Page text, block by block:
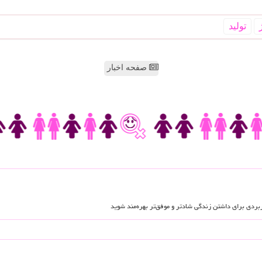
تولید
صفحه اخبار
برای داشتن زندگی شادتر و موفق‌تر بهره‌مند شوید